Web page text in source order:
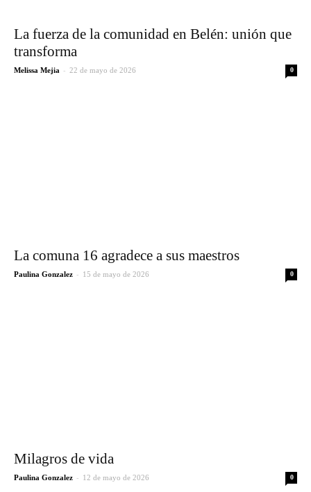
La fuerza de la comunidad en Belén: unión que
transforma
Melissa Mejia - 22 de mayo de 2026 0
La comuna 16 agradece a sus maestros
Paulina Gonzalez - 15 de mayo de 2026 0
Milagros de vida
Paulina Gonzalez - 12 de mayo de 2026 0